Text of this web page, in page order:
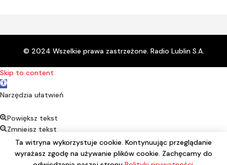
© 2024 Wszelkie prawa zastrzeżone. Radio Lublin S.A.
Ta witryna wykorzystuje cookie. Kontynuując przeglądanie
wyrażasz zgodę na używanie plików cookie. Zachęcamy do
Skip to content
Open toolbar
Narzędzia ułatwień
Powiększ tekst
Zmniejsz tekst
Kontrast
Negatyw
Podkreśl linki